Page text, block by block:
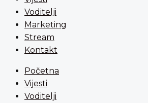
Voditelji
Marketing
Stream
Kontakt
Početna
Vijesti
Voditelji